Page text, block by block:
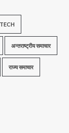
TECH
अन्तराष्ट्रीय समाचार
राज्य समाचार